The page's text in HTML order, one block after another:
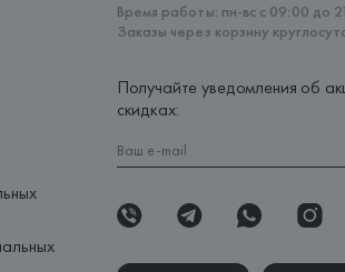
Время работы: пн-вс с 09:00 до
Заказы через корзину
Получайте уведомления об
скидках: